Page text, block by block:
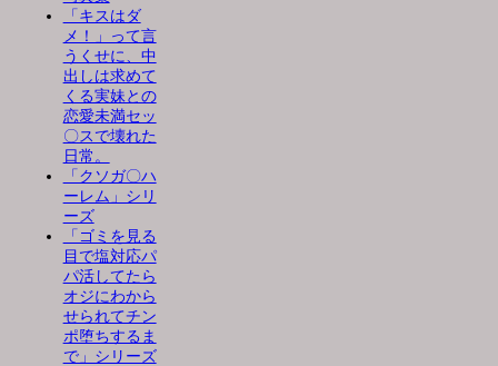
「キスはダ
メ！」って言
うくせに、中
出しは求めて
くる実妹との
恋愛未満セッ
〇スで壊れた
日常。
「クソガ〇ハ
ーレム」シリ
ーズ
「ゴミを見る
目で塩対応パ
パ活してたら
オジにわから
せられてチン
ポ堕ちするま
で」シリーズ